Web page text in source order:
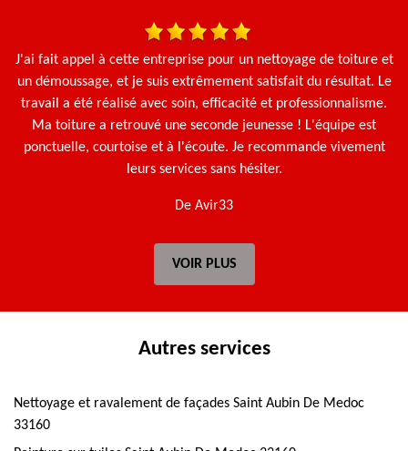
J'ai fait appel à cette entreprise pour un nettoyage de toiture et
un démoussage, et je suis extrêmement satisfait du résultat. Le
travail a été réalisé avec soin, efficacité et professionnalisme.
Ma toiture a retrouvé une seconde jeunesse ! L'équipe est
ponctuelle, courtoise et à l'écoute. Je recommande vivement
leurs services sans hésiter.
De Avir33
VOIR PLUS
Autres services
Nettoyage et ravalement de façades Saint Aubin De Medoc
33160